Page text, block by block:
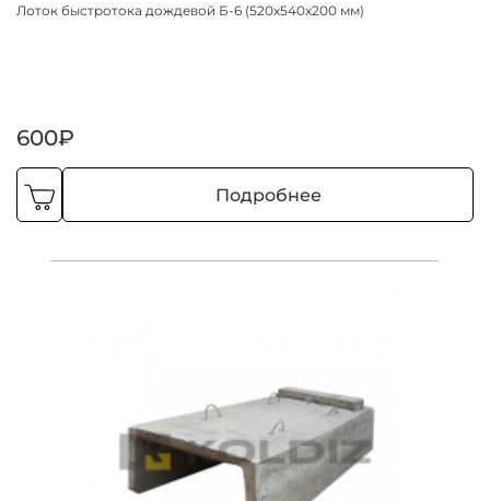
Лоток быстротока дождевой Б-6 (520х540х200 мм)
600₽
Подробнее